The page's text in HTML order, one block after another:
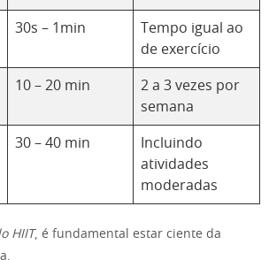
30s – 1min
Tempo igual ao
de exercício
10 – 20 min
2 a 3 vezes por
semana
30 – 40 min
Incluindo
atividades
moderadas
HIIT, é fundamental estar ciente da